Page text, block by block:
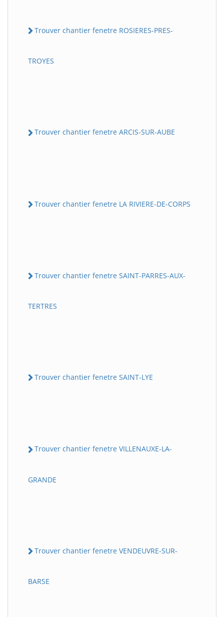
Trouver chantier fenetre ROSIERES-PRES-
TROYES
Trouver chantier fenetre ARCIS-SUR-AUBE
Trouver chantier fenetre LA RIVIERE-DE-CORPS
Trouver chantier fenetre SAINT-PARRES-AUX-
TERTRES
Trouver chantier fenetre SAINT-LYE
Trouver chantier fenetre VILLENAUXE-LA-
GRANDE
Trouver chantier fenetre VENDEUVRE-SUR-
BARSE